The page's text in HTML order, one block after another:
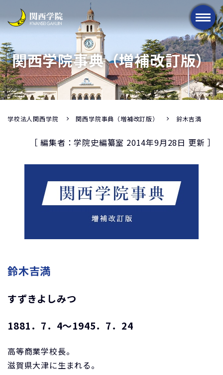
メニュー
関西学院事典（増補改訂版）
学校法人関西学院 関西学院事典（増補改訂版） 鈴木吉満
［ 編集者：学院史編纂室 2014年9月28日 更新 ］
鈴木吉満
すずきよしみつ
1881．7．4～1945．7．24
高等商業学校長。
滋賀県大津に生まれる。